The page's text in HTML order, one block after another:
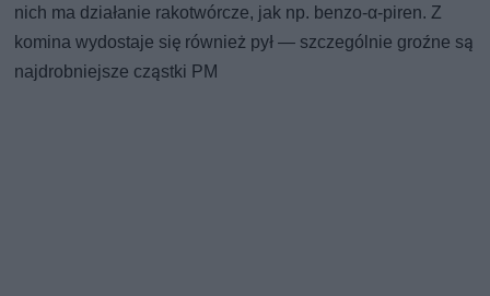
nich ma działanie rakotwórcze, jak np. benzo-α-piren. Z
komina wydostaje się również pył — szczególnie groźne są
najdrobniejsze cząstki PM